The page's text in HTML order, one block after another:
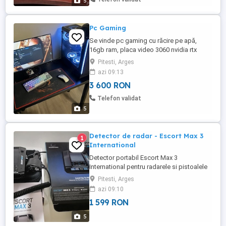
5
Pc Gaming
Se vinde pc gaming cu răcire pe apă,
16gb ram, placa video 3060 nvidia rtx
12GB, procesor Amd ryzen s3600, SSD
500gb Samsung și 1tb hard Monitor asus
144hz Se vinde cu mouse,tastatura si
căști wireless inclusiv scaunul și biroul Nu
fac schimburi, preț ușor negociabil în
Pitesti, Arges
azi 09:13
3 600 RON
Telefon validat
5
1
Detector de radar - Escort Max 3
International
Detector portabil Escort Max 3
International pentru radarele si pistoalele
laser de ultima generatie, Conectivitate
Bluetooth, Compatibilitate Apple CarPlay
si Android Auto, Tehnologie invatare
automata AutoLearnTM bazata pe GPS,
Pitesti, Arges
azi 09:10
1 599 RON